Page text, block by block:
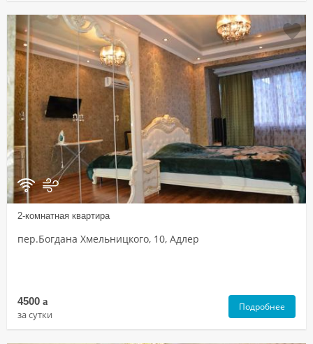
2-комнатная квартира
пер.Богдана Хмельницкого, 10, Адлер
4500 a
за сутки
Подробнее